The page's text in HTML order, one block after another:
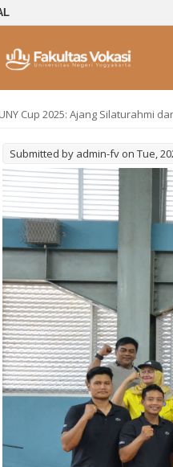
Cup 2025: Ajang Silaturahmi
Submitted by admin-fvon Tue,